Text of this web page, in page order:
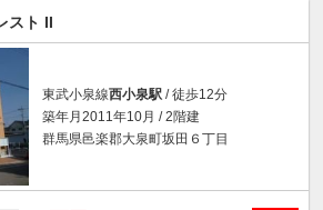
スト II
東武小泉線西小泉駅 / 徒歩12分
築年月2011年10月 / 2階建
群馬県邑楽郡大泉町坂田６丁目